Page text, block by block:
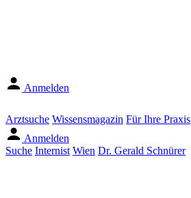
Anmelden
Arztsuche Wissensmagazin Für Ihre Praxis
Anmelden
Suche Internist Wien Dr. Gerald Schnürer